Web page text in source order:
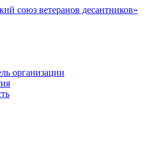
организации